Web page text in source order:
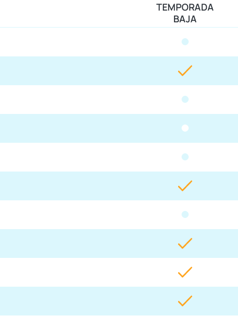
TEMPORADA
BAJA